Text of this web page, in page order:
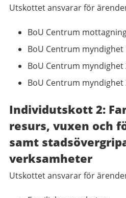
Utskottet ansvarar för
BoU Centrum
BoU Centrum myndighet
BoU Centrum myndighet
BoU Centrum myndighet
Individutskott 2:
resurs, vuxen och
samt
verksamheter
Utskottet ansvarar för